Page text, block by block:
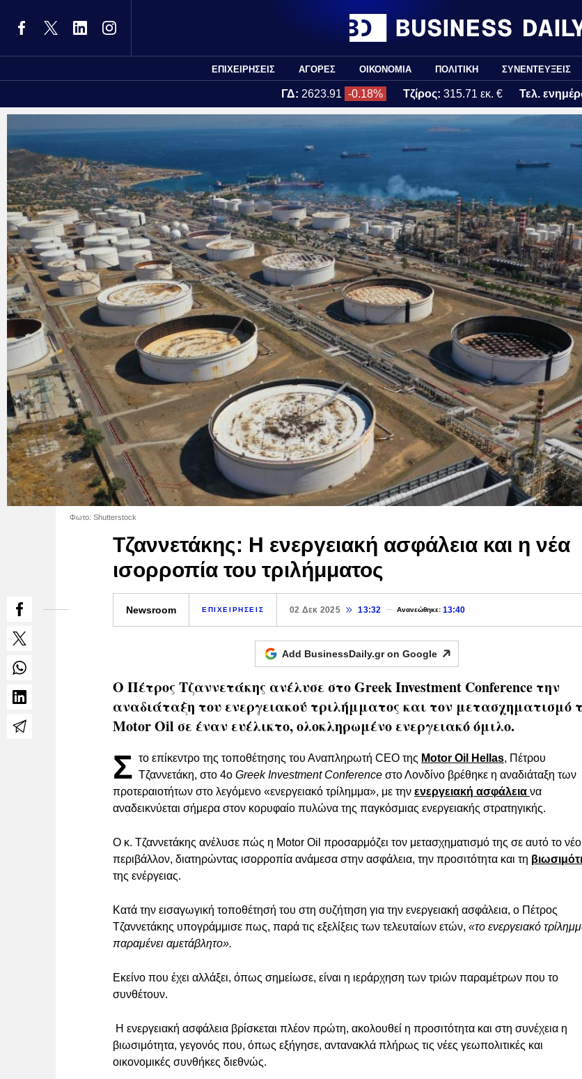
ΕΠΙΧΕΙΡΗΣΕΙΣ ΑΓΟΡΕΣ ΟΙΚΟΝΟΜΙΑ ΠΟΛΙΤΙΚΗ ΣΥΝΕΝΤΕΥΞΕΙΣ
ΓΔ: 2623.91 -0.18% Τζίρος: 315.71 εκ. € Τελ.
Φωτο: Shutterstock
Τζαννετάκης: Η ενεργειακή ασφάλεια και η νέα
ισορροπία του τριλήμματος
Newsroom ΕΠΙΧΕΙΡΗΣΕΙΣ 02 Δεκ 2025 13:32 Ανανεώθηκε:13:40
Add BusinessDaily.gr on Google
Ο Πέτρος Τζαννετάκης ανέλυσε στο Greek Investment Conference την
αναδιάταξη του ενεργειακού τριλήμματος και τον μετασχηματισμό
Motor Oil σε έναν ευέλικτο, ολοκληρωμένο ενεργειακό όμιλο.
Σ το επίκεντρο της τοποθέτησης του Αναπληρωτή CEO της Motor Oil Hellas, Πέτρου
Τζαννετάκη, στο 4ο Greek Investment Conference στο Λονδίνο βρέθηκε η αναδιάταξη των
προτεραιοτήτων στο λεγόμενο «ενεργειακό τρίλημμα», με την ενεργειακή ασφάλεια να
αναδεικνύεται σήμερα στον κορυφαίο πυλώνα της παγκόσμιας ενεργειακής στρατηγικής.
Ο κ. Τζαννετάκης ανέλυσε πώς η Motor Oil προσαρμόζει τον μετασχηματισμό της σε αυτό το νέο
περιβάλλον, διατηρώντας ισορροπία ανάμεσα στην ασφάλεια, την προσιτότητα και τη
της ενέργειας.
Κατά την εισαγωγική τοποθέτησή του στη συζήτηση για την ενεργειακή ασφάλεια, ο Πέτρος
Τζαννετάκης υπογράμμισε πως, παρά τις εξελίξεις των τελευταίων ετών, «το ενεργειακό
παραμένει αμετάβλητο».
Εκείνο που έχει αλλάξει, όπως σημείωσε, είναι η ιεράρχηση των τριών παραμέτρων που το
συνθέτουν.
Η ενεργειακή ασφάλεια βρίσκεται πλέον πρώτη, ακολουθεί η προσιτότητα και στη συνέχεια η
βιωσιμότητα, γεγονός που, όπως εξήγησε, αντανακλά πλήρως τις νέες γεωπολιτικές και
οικονομικές συνθήκες διεθνώς.